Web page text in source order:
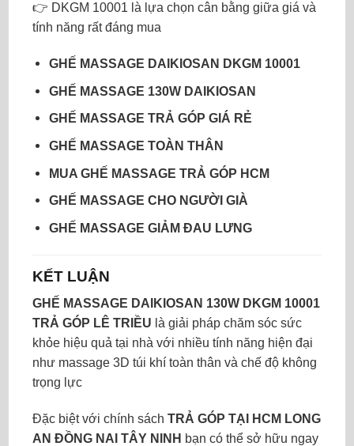
👉 DKGM 10001 là lựa chọn cân bằng giữa giá và
tính năng rất đáng mua
GHẾ MASSAGE DAIKIOSAN DKGM 10001
GHẾ MASSAGE 130W DAIKIOSAN
GHẾ MASSAGE TRẢ GÓP GIÁ RẺ
GHẾ MASSAGE TOÀN THÂN
MUA GHẾ MASSAGE TRẢ GÓP HCM
GHẾ MASSAGE CHO NGƯỜI GIÀ
GHẾ MASSAGE GIẢM ĐAU LƯNG
KẾT LUẬN
GHẾ MASSAGE DAIKIOSAN 130W DKGM 10001
TRẢ GÓP LÊ TRIỀU là giải pháp chăm sóc sức
khỏe hiệu quả tại nhà với nhiều tính năng hiện đại
như massage 3D túi khí toàn thân và chế độ không
trọng lực
Đặc biệt với chính sách TRẢ GÓP TẠI HCM LONG
AN ĐỒNG NAI TÂY NINH bạn có thể sở hữu ngay